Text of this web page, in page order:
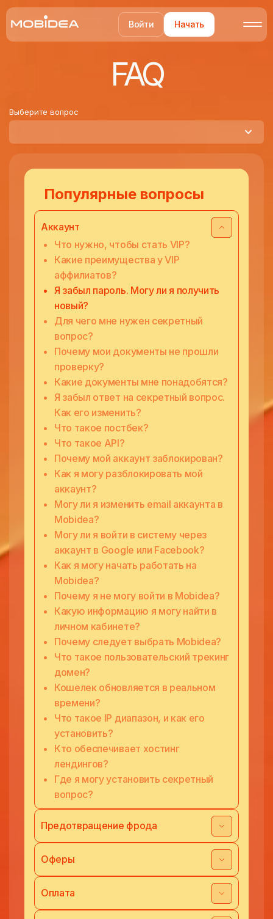
Войти Начать
FAQ
Выберите вопрос
Популярные вопросы
Аккаунт
Что нужно, чтобы стать VIP?
Какие преимущества у VIP
аффилиатов?
Я забыл пароль. Могу ли я получить
новый?
Для чего мне нужен секретный
вопрос?
Почему мои документы не прошли
проверку?
Какие документы мне понадобятся?
Я забыл ответ на секретный вопрос.
Как его изменить?
Что такое постбек?
Что такое API?
Почему мой аккаунт заблокирован?
Как я могу разблокировать мой
аккаунт?
Могу ли я изменить email аккаунта в
Mobidea?
Могу ли я войти в систему через
аккаунт в Google или Facebook?
Как я могу начать работать на
Mobidea?
Почему я не могу войти в Mobidea?
Какую информацию я могу найти в
личном кабинете?
Почему следует выбрать Mobidea?
Что такое пользовательский трекинг
домен?
Кошелек обновляется в реальном
времени?
Что такое IP диапазон, и как его
установить?
Кто обеспечивает хостинг
лендингов?
Где я могу установить секретный
вопрос?
Предотвращение фрода
Оферы
Оплата